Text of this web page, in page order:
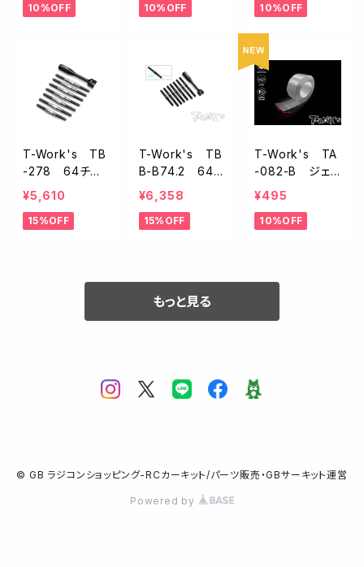
【アソシB74.2〜
10%OFF
様【アソシB74.
10%OFF
s/アソシEPバギ
10%OFF
T-Work's TB
-278 64チタ
ン製ターンバッ
クルセット【アソ
シB74.2/74.2D
¥5,610
15%OFF
T-Work's TB
B-B74.2 64チ
タン製ブラックコ
ーティングター
ンバックルセット
¥6,358
15%OFF
T-Work's TA
-082-B ジェ
ル両面テープ
m x 3m】
¥495
10%OFF
もっと見る
© GB ラジコンショッピング-RCカーキット/パーツ販売・GBサーキット運営
Powered by